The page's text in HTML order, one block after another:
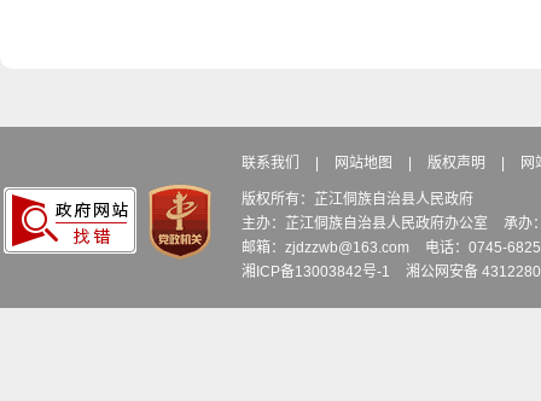
联系我们 | 网站地图 | 版权声明 | 网
版权所有：芷江侗族自治县人民政府
主办：芷江侗族自治县人民政府办公室
承办
邮箱：zjdzzwb@163.com
电话：0745-
湘ICP备13003842号-1
湘公网安备